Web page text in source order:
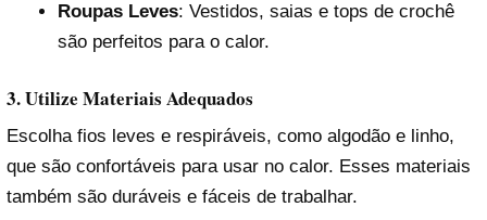
Roupas Leves: Vestidos, saias e tops de crochê
são perfeitos para o calor.
3. Utilize Materiais Adequados
Escolha fios leves e respiráveis, como algodão e linho,
que são confortáveis para usar no calor. Esses materiais
também são duráveis e fáceis de trabalhar.